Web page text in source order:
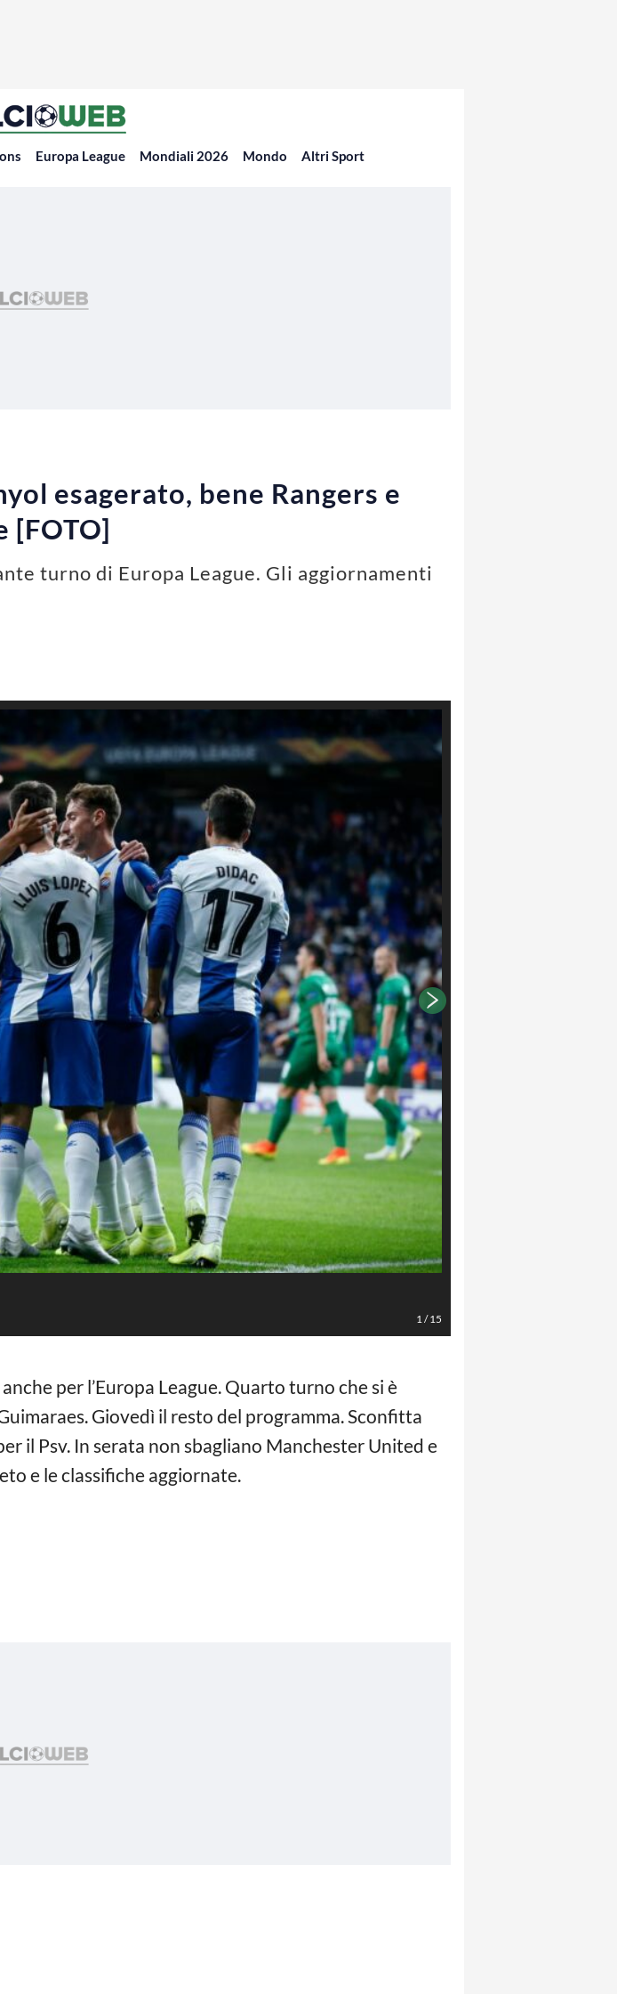
Europa League Mondiali 2026 Mondo Altri Sport
esagerato, bene Rangers e
[FOTO]
turno di Europa League. Gli aggiornamenti
1/15
per l’Europa League. Quarto turno che si è
Giovedì il resto del programma. Sconfitta
il Psv. In serata non sbagliano Manchester United e
e le classifiche aggiornate.